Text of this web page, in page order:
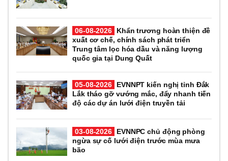
06-08-2026
Khẩn trương hoàn thiện đề
xuất cơ chế, chính sách phát triển
Trung tâm lọc hóa dầu và năng lượng
quốc gia tại Dung Quất
05-08-2026
EVNNPT kiến nghị tỉnh Đắk
Lắk tháo gỡ vướng mắc, đẩy nhanh tiến
độ các dự án lưới điện truyền tải
03-08-2026
EVNNPC chủ động phòng
ngừa sự cố lưới điện trước mùa mưa
bão